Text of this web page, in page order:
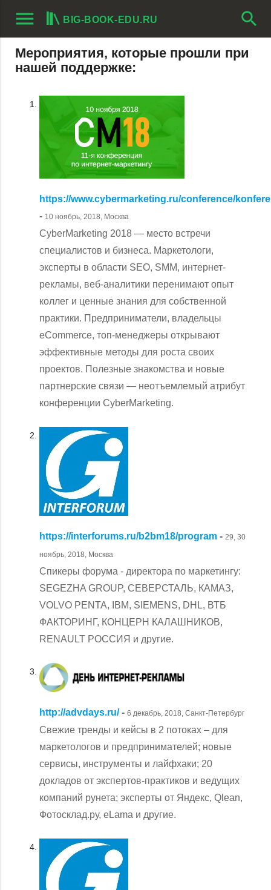
menu BIG-BOOK-EDU.RU search
Мероприятия, которые прошли при
нашей поддержке:
https://www.cybermarketing.ru/conference/
- 10 ноябрь, 2018, Москва
CyberMarketing 2018 — место встречи
специалистов и бизнеса. Маркетологи,
эксперты в области SEO, SMM, интернет-
рекламы, веб-аналитики перенимают опыт
коллег и ценные знания для собственной
практики. Предприниматели, владельцы
eCommerce, топ-менеджеры открывают
эффективные методы для роста своих
проектов. Полезные знакомства и новые
партнерские связи — неотъемлемый атрибут
конференции CyberMarketing.
https://interforums.ru/b2bm18/program - 29, 30
ноябрь, 2018, Москва
Спикеры форума - директора по маркетингу:
SEGEZHA GROUP, СЕВЕРСТАЛЬ, КАМАЗ,
VOLVO PENTA, IBM, SIEMENS, DHL, ВТБ
ФАКТОРИНГ, КОНЦЕРН КАЛАШНИКОВ,
RENAULT РОССИЯ и другие.
http://advdays.ru/- 6 декабрь, 2018, Санкт-Петербург
Свежие тренды и кейсы в 2 потоках – для
маркетологов и предпринимателей; новые
сервисы, инструменты и лайфхаки; 20
докладов от экспертов-практиков и ведущих
компаний рунета; эксперты от Яндекс, Qlean,
Фотосклад.ру, eLama и другие.